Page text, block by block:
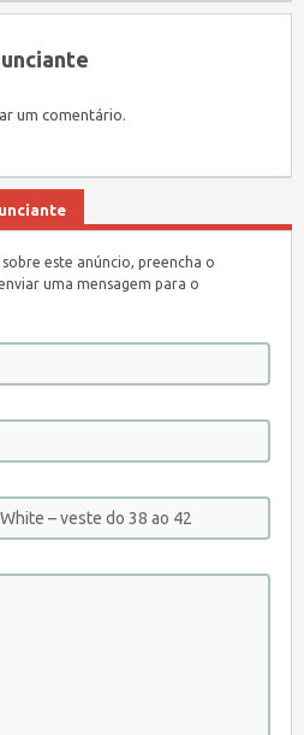
um comentário.
este anúncio, preencha o
uma mensagem para o